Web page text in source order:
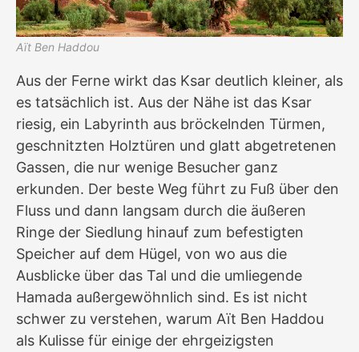
Aït Ben Haddou
Aus der Ferne wirkt das Ksar deutlich kleiner, als
es tatsächlich ist. Aus der Nähe ist das Ksar
riesig, ein Labyrinth aus bröckelnden Türmen,
geschnitzten Holztüren und glatt abgetretenen
Gassen, die nur wenige Besucher ganz
erkunden. Der beste Weg führt zu Fuß über den
Fluss und dann langsam durch die äußeren
Ringe der Siedlung hinauf zum befestigten
Speicher auf dem Hügel, von wo aus die
Ausblicke über das Tal und die umliegende
Hamada außergewöhnlich sind. Es ist nicht
schwer zu verstehen, warum Aït Ben Haddou
als Kulisse für einige der ehrgeizigsten